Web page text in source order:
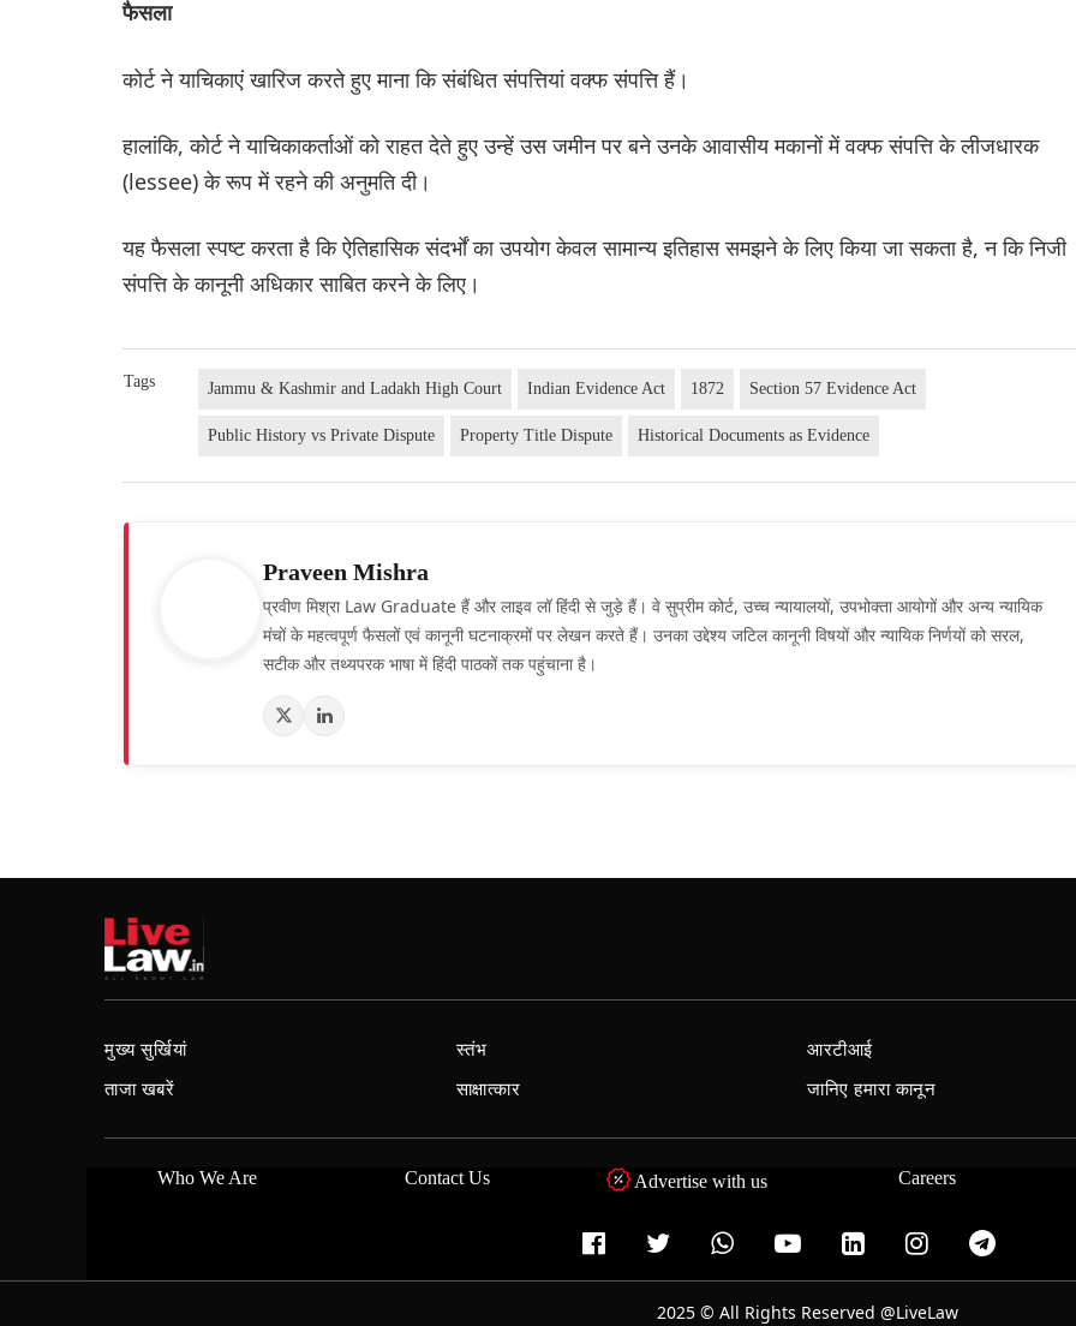
फैसला
कोर्ट ने याचिकाएं खारिज करते हुए माना कि संबंधित संपत्तियां वक्फ संपत्ति हैं।
हालांकि, कोर्ट ने याचिकाकर्ताओं को राहत देते हुए उन्हें उस जमीन पर बने उनके आवासीय मकानों में वक्फ संपत्ति के लीजधारक
(lessee) के रूप में रहने की अनुमति दी।
यह फैसला स्पष्ट करता है कि ऐतिहासिक संदर्भों का उपयोग केवल सामान्य इतिहास समझने के लिए किया जा सकता है, न कि निजी
संपत्ति के कानूनी अधिकार साबित करने के लिए।
Tags Jammu & Kashmir and Ladakh High Court Indian Evidence Act 1872 Section 57 Evidence Act
Public History vs Private Dispute Property Title Dispute Historical Documents as Evidence
Praveen Mishra
प्रवीण मिश्रा Law Graduate हैं और लाइव लॉ हिंदी से जुड़े हैं। वे सुप्रीम कोर्ट, उच्च न्यायालयों, उपभोक्ता आयोगों और अन्य न्यायिक
मंचों के महत्वपूर्ण फैसलों एवं कानूनी घटनाक्रमों पर लेखन करते हैं। उनका उद्देश्य जटिल कानूनी विषयों और न्यायिक निर्णयों को सरल,
सटीक और तथ्यपरक भाषा में हिंदी पाठकों तक पहुंचाना है।
मुख्य सुर्खियां
ताजा खबरें
स्तंभ
साक्षात्कार
आरटीआई
जानिए हमारा कानून
Who We Are Contact Us Advertise with us Careers
2025 © All Rights Reserved @LiveLaw